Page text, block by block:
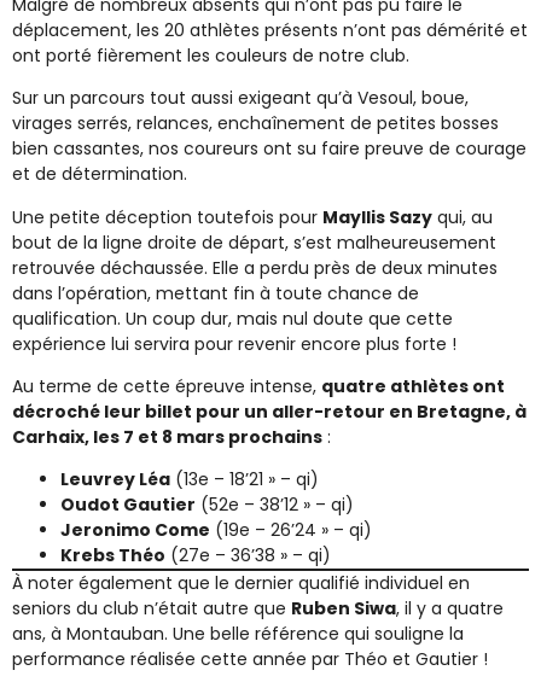
déplacement, les 20 athlètes présents n’ont pas démérité et
ont porté fièrement les couleurs de notre club.
Sur un parcours tout aussi exigeant qu’à Vesoul, boue,
virages serrés, relances, enchaînement de petites bosses
bien cassantes, nos coureurs ont su faire preuve de courage
et de détermination.
Une petite déception toutefois pour Mayllis Sazy qui, au
bout de la ligne droite de départ, s’est malheureusement
retrouvée déchaussée. Elle a perdu près de deux minutes
dans l’opération, mettant fin à toute chance de
qualification. Un coup dur, mais nul doute que cette
expérience lui servira pour revenir encore plus forte !
Au terme de cette épreuve intense, quatre athlètes ont
décroché leur billet pour un aller-retour en Bretagne, à
Carhaix, les 7 et 8 mars prochains :
Leuvrey Léa (13e – 18’21 » – qi)
Oudot Gautier (52e – 38’12 » – qi)
Jeronimo Come (19e – 26’24 » – qi)
Krebs Théo (27e – 36’38 » – qi)
À noter également que le dernier qualifié individuel en
seniors du club n’était autre que Ruben Siwa, il y a quatre
ans, à Montauban. Une belle référence qui souligne la
performance réalisée cette année par Théo et Gautier !